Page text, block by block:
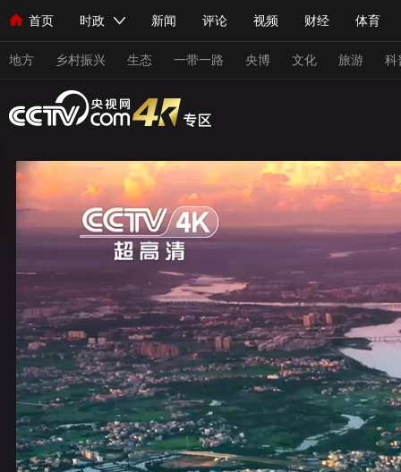
首页 时政 新闻 评论 视频 财经 体育
人民领袖习近平 联播+ 中国领导人 央视快评 习式妙语
直播 栏目大全 节目单 听音 微视频 主持人
海外频道 iPanda English Монгол
地方 乡村振兴 生态 一带一路 央博 文化 旅游 科
总台春晚 网络春晚 共产党员网
国内 国际 评论 经济 科技
人民领袖习近平 联播+ 热解读 天天学习 习式妙
小央直播 直播中国
现场 前线 比划 快看 蓝海中国 新兵请入列
体育 直播 竞猜 2026年世界杯 2026年冬奥会
VIP会员 CCTV奥林匹克频道 生活体育大会 体育江湖
财经 教育 乡村振兴 生态环境 一带一路 央博
大国智造 大国展会 大国保险 云顶对话 云起